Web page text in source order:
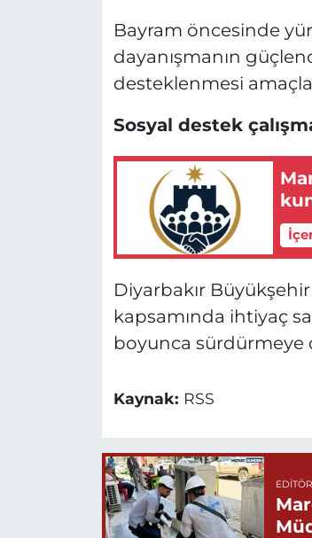
Bayram öncesinde
dayanışmanın
desteklenmesi
Sosyal destek
Diyarbakır
kapsamında ihtiyaç
boyunca sürdürmeye
Kaynak: RSS